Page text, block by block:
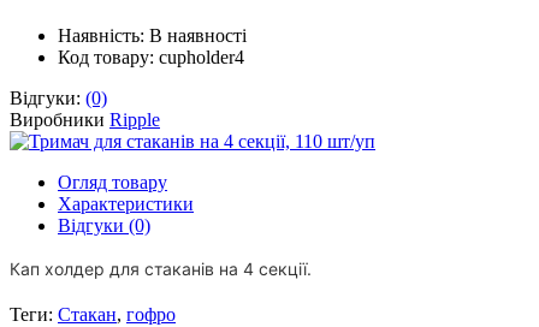
Наявність: В наявності
Код товару: cupholder4
Відгуки: (0)
Виробники Ripple
Огляд товару
Характеристики
Відгуки (0)
Кап холдер для стаканів на 4 секції.
Теги: Стакан, гофро